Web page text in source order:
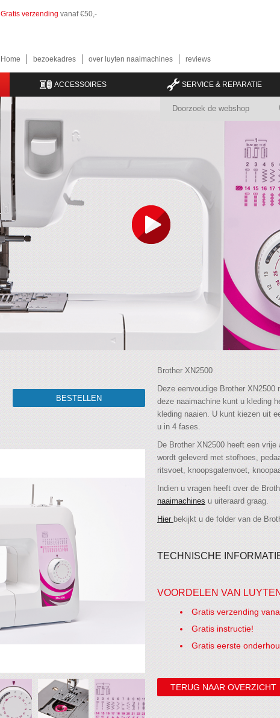
Gratis verzending vanaf €50,-
Home bezoekadres over luyten naaimachines reviews
ACCESSOIRES SERVICE & REPARATIE
Brother XN2500
Deze eenvoudige Brother
deze naaimachine kunt u kleding
kleding naaien. U kunt kiezen uit
u in 4 fases.
De Brother XN2500 heeft een
wordt geleverd met stofhoes,
ritsvoet, knoopsgatenvoet,
Indien u vragen heeft over de
naaimachines u uiteraard graag.
Hier bekijkt u de folder van de
TECHNISCHE
VOORDELEN VAN
Gratis verzending
Gratis instructie!
Gratis eerste
TERUG NAAR OVERZICHT